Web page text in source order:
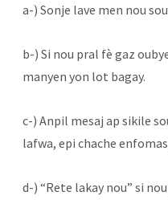
a-) Sonje lave men nou
b-) Si nou pral fè gaz
manyen yon lot bagay.
c-) Anpil mesaj ap sikile
lafwa, epi chache
d-) “Rete lakay nou” si